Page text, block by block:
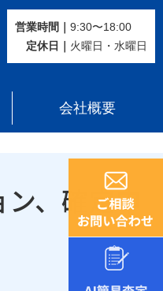
営業時間｜ 9:30〜18:00
定休⽇｜ 火曜⽇・水曜⽇
会社概要
、確定申